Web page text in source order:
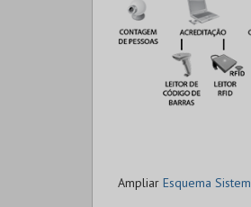
Ampliar Esquema